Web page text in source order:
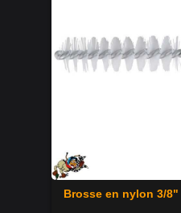
Brosse en nylon 3/8"